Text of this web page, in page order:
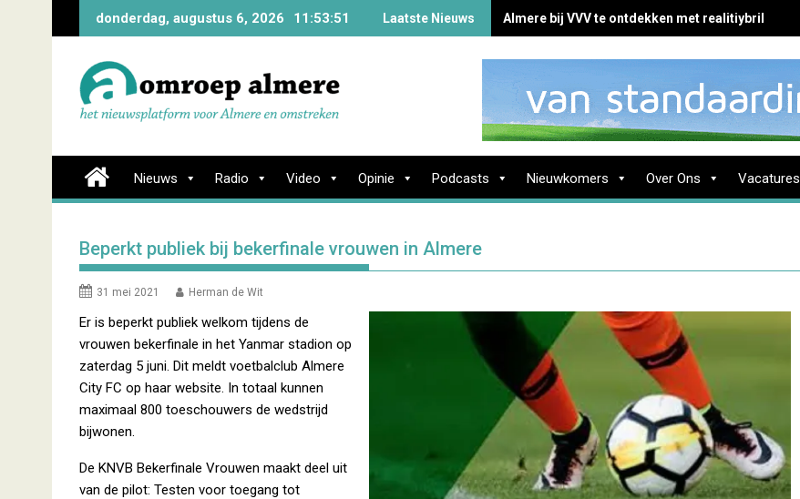
donderdag, augustus 6, 2026 11:53:52 Laatste Nieuws Almere bij VVV te ontdekken met realitiybril
Nieuws Radio Video Opinie Podcasts Nieuwkomers Over Ons Vacatures
Beperkt publiek bij bekerfinale vrouwen in Almere
31 mei 2021 Herman de Wit
Er is beperkt publiek welkom tijdens de
vrouwen bekerfinale in het Yanmar stadion op
zaterdag 5 juni. Dit meldt voetbalclub Almere
City FC op haar website. In totaal kunnen
maximaal 800 toeschouwers de wedstrijd
bijwonen.
De KNVB Bekerfinale Vrouwen maakt deel uit
van de pilot: Testen voor toegang tot